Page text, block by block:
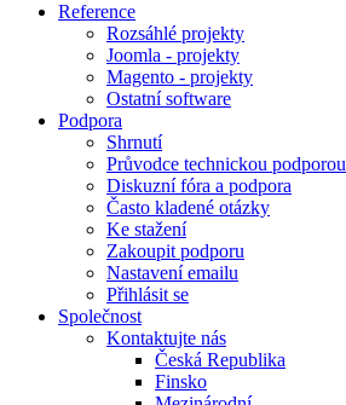
Reference
Rozsáhlé projekty
Joomla - projekty
Magento - projekty
Ostatní software
Podpora
Shrnutí
Průvodce technickou podporou
Diskuzní fóra a podpora
Často kladené otázky
Ke stažení
Zakoupit podporu
Nastavení emailu
Přihlásit se
Společnost
Kontaktujte nás
Česká Republika
Finsko